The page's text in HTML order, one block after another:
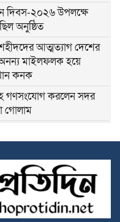
দিবস-২০২৬ উপলক্ষে
অনুষ্ঠিত
আত্মত্যাগ দেশের
মাইলফলক হয়ে
কনক
গণসংযোগ করলেন সদর
গোলাম
গোলাম মোস্তফা গোলাম
খাদ্য শস্য বিতরণ কেন্দ্র
শুভ উদ্বোধন করলেন
আওয়াল লাভলু